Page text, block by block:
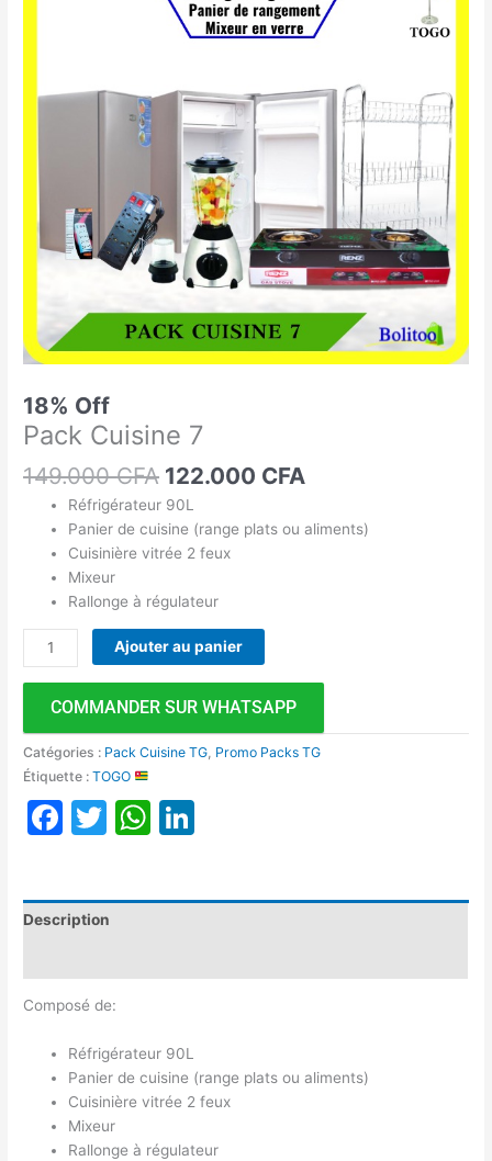
18% Off
Pack Cuisine 7
149.000CFA
149.000 CFA.
122.000 CFA
122.000 CFA.
Réfrigérateur 90L
Panier de cuisine (range plats ou aliments)
Cuisinière vitrée 2 feux
Mixeur
Rallonge à régulateur
Ajouter au panier
COMMANDER SUR WHATSAPP
Catégories : Pack Cuisine TG Promo Packs TG
Étiquette :TOGO
Facebook
TwitterWhatsApp
Description
Composé de:
Réfrigérateur 90L
Panier de cuisine (range plats ou aliments)
Cuisinière vitrée 2 feux
Mixeur
Rallonge à régulateur